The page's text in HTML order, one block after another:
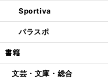
Sportiva
パラスポ
書籍
文芸・文庫・総合